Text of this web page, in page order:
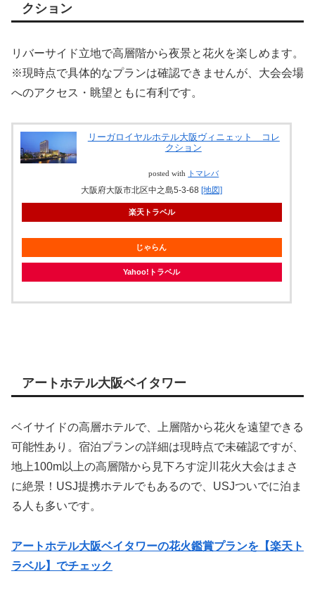
クション
リバーサイド立地で高層階から夜景と花火を楽しめます。
※現時点で具体的なプランは確認できませんが、大会会場
へのアクセス・眺望ともに有利です。
リーガロイヤルホテル大阪ヴィニェット コレ
クション
posted with トマレバ
大阪府大阪市北区中之島5-3-68 [地図]
楽天トラベル
じゃらん
Yahoo!トラベル
アートホテル大阪ベイタワー
ベイサイドの高層ホテルで、上層階から花火を遠望できる
可能性あり。宿泊プランの詳細は現時点で未確認ですが、
地上100m以上の高層階から見下ろす淀川花火大会はまさ
に絶景！USJ提携ホテルでもあるので、USJついでに泊ま
る人も多いです。
アートホテル大阪ベイタワーの花火鑑賞プランを【楽天ト
ラベル】でチェック